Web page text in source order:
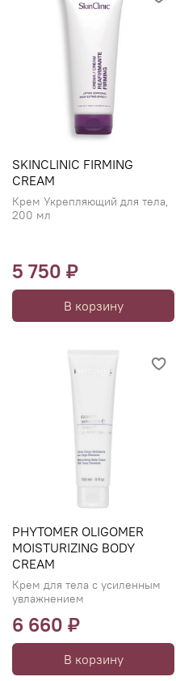
SKINCLINIC FIRMING
CREAM
Крем Укрепляющий для тела,
200 мл
5 750 ₽
В корзину
PHYTOMER OLIGOMER
MOISTURIZING BODY
CREAM
Крем для тела с усиленным
увлажнением
6 660 ₽
В корзину